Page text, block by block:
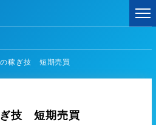
稼ぎ技 短期売買
技 短期売買